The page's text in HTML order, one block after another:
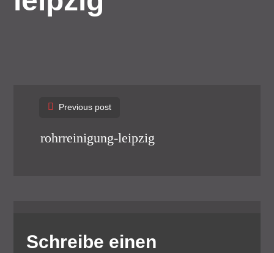
Post
navigation
Previous post
rohrreinigung-leipzig
Schreibe einen